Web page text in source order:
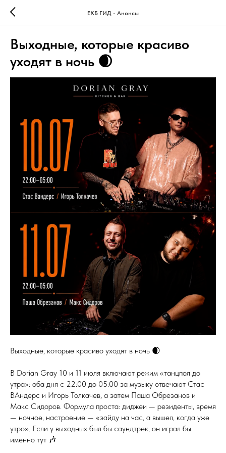
ЕКБ ГИД - Анонсы
Выходные, которые красиво
уходят в ночь 🌒
Выходные, которые красиво уходят в ночь 🌒
В Dorian Gray 10 и 11 июля включают режим «танцпол до
утра»: оба дня с 22:00 до 05:00 за музыку отвечают Стас
ВАндерс и Игорь Толкачев, а затем Паша Обрезанов и
Макс Сидоров. Формула проста: диджеи — резиденты, время
— ночное, настроение — «зайду на час, а вышел, когда уже
утро». Если у выходных был бы саундтрек, он играл бы
именно тут 🎶